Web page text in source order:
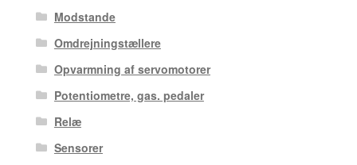
Modstande
Omdrejningstællere
Opvarmning af servomotorer
Potentiometre, gas. pedaler
Relæ
Sensorer